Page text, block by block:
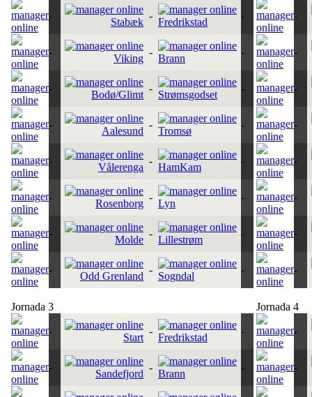
-
Stabæk
-
Fredrikstad
- -
-
Viking
-
Brann
- -
-
Bodø/Glimt
-
Strømsgodset
- -
-
Aalesund
-
Tromsø
- -
-
Vålerenga
-
HamKam
- -
-
Rosenborg
-
Lyn
- -
-
Molde
-
Lillestrøm
- -
-
Odd Grenland
-
Sogndal
- -
Jornada 3 Jornada 4
-
Start
-
Fredrikstad
- -
-
Sandefjord
-
Brann
- -